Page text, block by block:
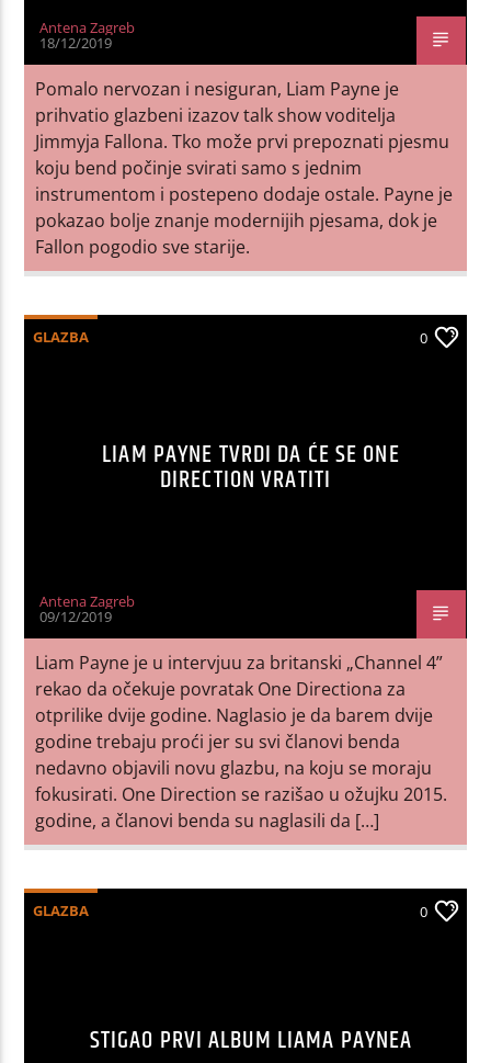
Antena Zagreb
18/12/2019
Pomalo nervozan i nesiguran, Liam Payne je
prihvatio glazbeni izazov talk show voditelja
Jimmyja Fallona. Tko može prvi prepoznati pjesmu
koju bend počinje svirati samo s jednim
instrumentom i postepeno dodaje ostale. Payne je
pokazao bolje znanje modernijih pjesama, dok je
Fallon pogodio sve starije.
GLAZBA 0
LIAM PAYNE TVRDI DA ĆE SE ONE
DIRECTION VRATITI
Antena Zagreb
09/12/2019
Liam Payne je u intervjuu za britanski „Channel 4”
rekao da očekuje povratak One Directiona za
otprilike dvije godine. Naglasio je da barem dvije
godine trebaju proći jer su svi članovi benda
nedavno objavili novu glazbu, na koju se moraju
fokusirati. One Direction se razišao u ožujku 2015.
godine, a članovi benda su naglasili da […]
GLAZBA 0
STIGAO PRVI ALBUM LIAMA PAYNEA